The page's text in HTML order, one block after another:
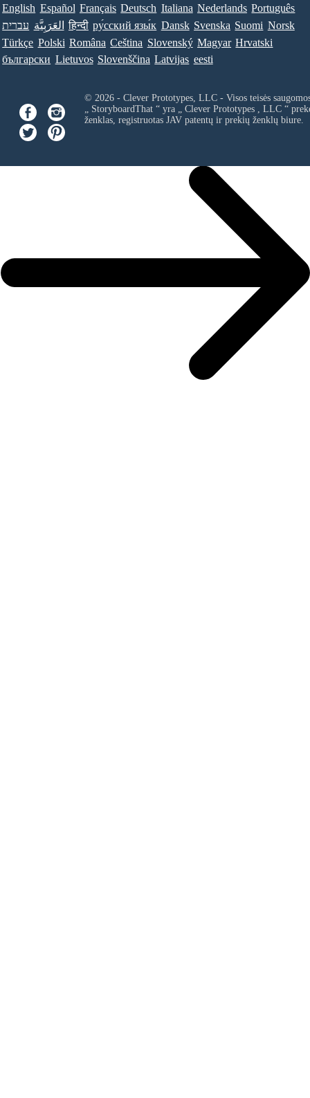
English Español Français Deutsch Italiana Nederlands Português
עברית العَرَبِيَّة हिन्दी ру́сский язы́к Dansk Svenska Suomi Norsk
Türkçe Polski Româna Ceština Slovenský Magyar Hrvatski
български Lietuvos Slovenščina Latvijas eesti
© 2026 - Clever Prototypes, LLC - Visos teisės
„ StoryboardThat “ yra „ Clever Prototypes , LLC“
ženklas, registruotas JAV patentų ir prekių ženklų biure.